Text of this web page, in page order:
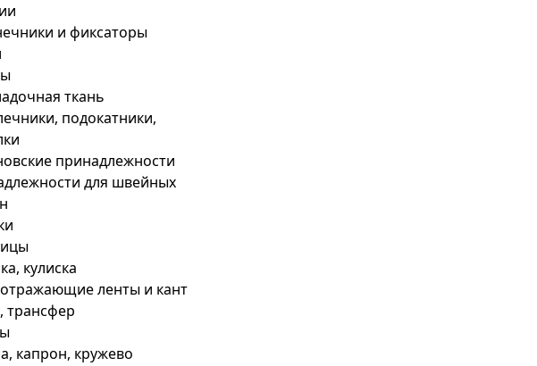
и фиксаторы
ткань
подокатники,
принадлежности
для швейных
кулиска
ленты и кант
трансфер
капрон, кружево